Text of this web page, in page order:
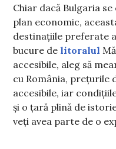
Chiar dacă Bulgaria
plan economic,
destinațiile preferate
bucure delitoralul
accesibile, aleg să
cu România, prețurile
accesibile, iar
și o țară plină de
veți avea parte de o